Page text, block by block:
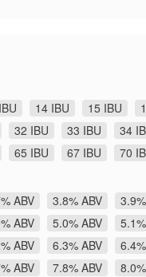
14 IBU 15 IBU
32 IBU 33 IBU 34
65 IBU 67 IBU 70
ABV 3.8% ABV
ABV 5.0% ABV
ABV 6.3% ABV
ABV 7.8% ABV